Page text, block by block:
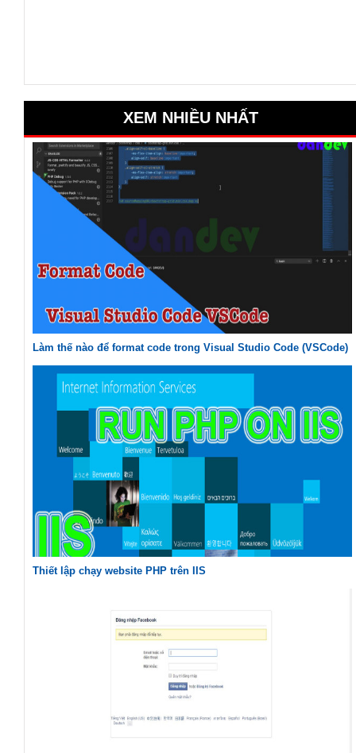
XEM NHIỀU NHẤT
Làm thế nào để format code trong Visual Studio Code (VSCode)
Thiết lập chạy website PHP trên IIS